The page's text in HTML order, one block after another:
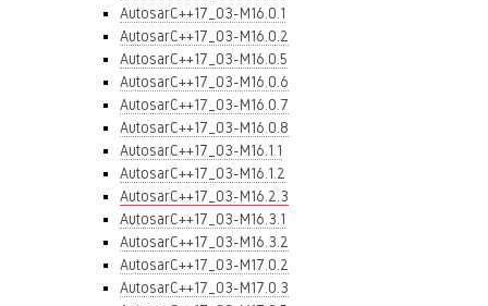
AutosarC++17_03-M16.0.1
AutosarC++17_03-M16.0.2
AutosarC++17_03-M16.0.5
AutosarC++17_03-M16.0.6
AutosarC++17_03-M16.0.7
AutosarC++17_03-M16.0.8
AutosarC++17_03-M16.1.1
AutosarC++17_03-M16.1.2
AutosarC++17_03-M16.2.3
AutosarC++17_03-M16.3.1
AutosarC++17_03-M16.3.2
AutosarC++17_03-M17.0.2
AutosarC++17_03-M17.0.3